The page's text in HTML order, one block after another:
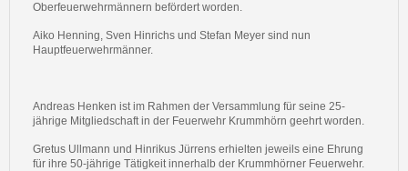
Oberfeuerwehrmännern befördert worden.
Aiko Henning, Sven Hinrichs und Stefan Meyer sind nun
Hauptfeuerwehrmänner.
Andreas Henken ist im Rahmen der Versammlung für seine 25-
jährige Mitgliedschaft in der Feuerwehr Krummhörn geehrt worden.
Gretus Ullmann und Hinrikus Jürrens erhielten jeweils eine Ehrung
für ihre 50-jährige Tätigkeit innerhalb der Krummhörner Feuerwehr.